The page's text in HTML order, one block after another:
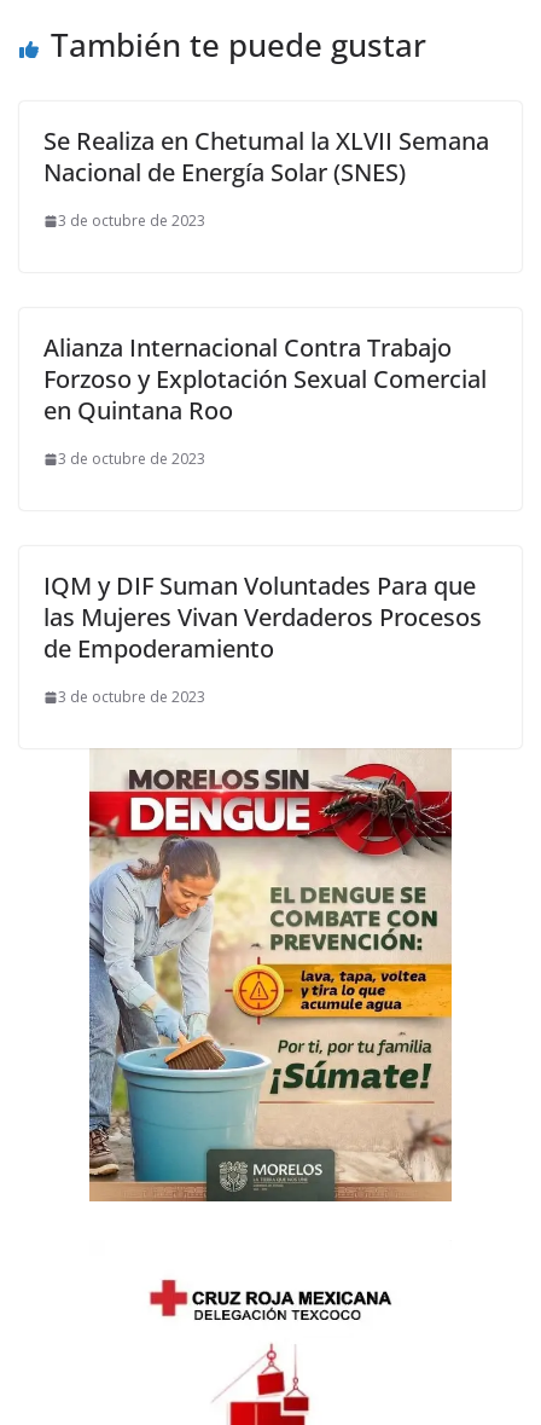
También te puede gustar
Se Realiza en Chetumal la XLVII Semana
Nacional de Energía Solar (SNES)
3 de octubre de 2023
Alianza Internacional Contra Trabajo
Forzoso y Explotación Sexual Comercial
en Quintana Roo
3 de octubre de 2023
IQM y DIF Suman Voluntades Para que
las Mujeres Vivan Verdaderos Procesos
de Empoderamiento
3 de octubre de 2023